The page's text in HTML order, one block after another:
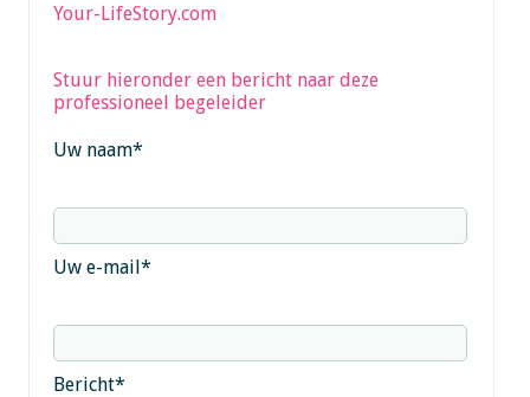
Your-LifeStory.com
Stuur hieronder een bericht naar deze
professioneel begeleider
Uw naam*
Uw e-mail*
Bericht*